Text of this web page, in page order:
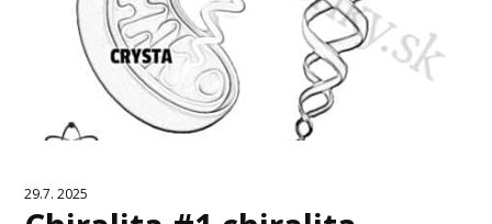
29.7. 2025